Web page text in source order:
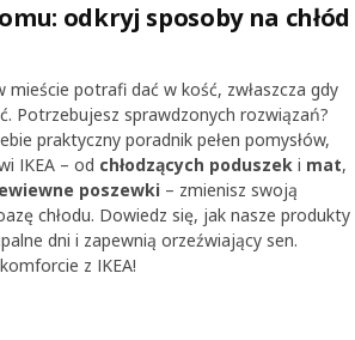
odkryj sposoby na chłód
mieście potrafi dać w kość, zwłaszcza gdy
Potrzebujesz sprawdzonych rozwiązań?
praktyczny poradnik pełen pomysłów,
IKEA – od chłodzących poduszek i mat,
poszewki – zmienisz swoją
chłodu. Dowiedz się, jak nasze produkty
dni i zapewnią orzeźwiający sen.
z IKEA!